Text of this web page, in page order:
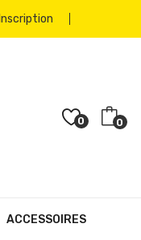
Inscription
0 0
ACCESSOIRES